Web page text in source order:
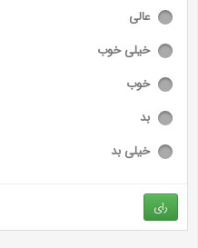
عالی
خیلی خوب
خوب
بد
خیلی بد
رای